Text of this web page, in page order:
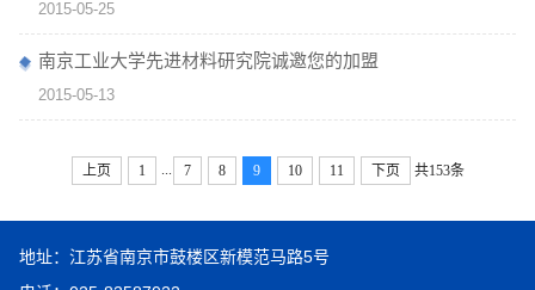
2015-05-25
南京工业大学先进材料研究院诚邀您的加盟
2015-05-13
上页 1 7 8 9 10 11 下页 共153条
地址：江苏省南京市鼓楼区新模范马路5号